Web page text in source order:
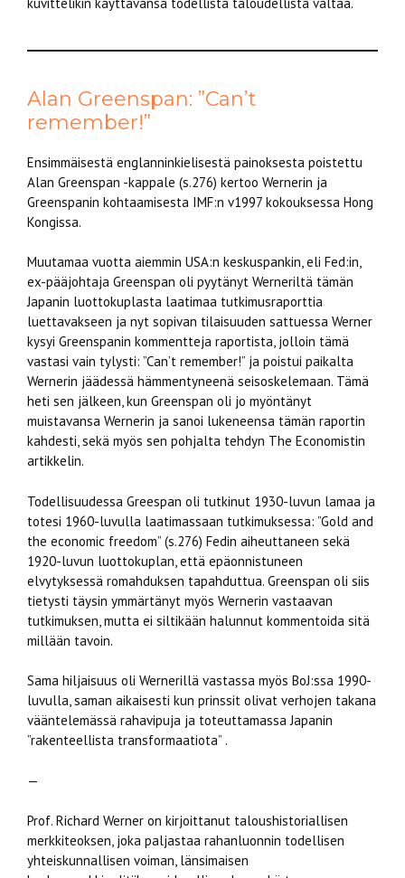
Alan Greenspan: ”Can’t
remember!”
Ensimmäisestä englanninkielisestä painoksesta poistettu
Alan Greenspan -kappale (s.276) kertoo Wernerin ja
Greenspanin kohtaamisesta IMF:n v1997 kokouksessa Hong
Kongissa.
Muutamaa vuotta aiemmin USA:n keskuspankin, eli Fed:in,
ex-pääjohtaja Greenspan oli pyytänyt Werneriltä tämän
Japanin luottokuplasta laatimaa tutkimusraporttia
luettavakseen ja nyt sopivan tilaisuuden sattuessa Werner
kysyi Greenspanin kommentteja raportista, jolloin tämä
vastasi vain tylysti: ”Can’t remember!” ja poistui paikalta
Wernerin jäädessä hämmentyneenä seisoskelemaan. Tämä
heti sen jälkeen, kun Greenspan oli jo myöntänyt
muistavansa Wernerin ja sanoi lukeneensa tämän raportin
kahdesti, sekä myös sen pohjalta tehdyn The Economistin
artikkelin.
Todellisuudessa Greespan oli tutkinut 1930-luvun lamaa ja
totesi 1960-luvulla laatimassaan tutkimuksessa: ”Gold and
the economic freedom” (s.276) Fedin aiheuttaneen sekä
1920-luvun luottokuplan, että epäonnistuneen
elvytyksessä romahduksen tapahduttua. Greenspan oli siis
tietysti täysin ymmärtänyt myös Wernerin vastaavan
tutkimuksen, mutta ei siltikään halunnut kommentoida sitä
millään tavoin.
Sama hiljaisuus oli Wernerillä vastassa myös BoJ:ssa 1990-
luvulla, saman aikaisesti kun prinssit olivat verhojen takana
vääntelemässä rahavipuja ja toteuttamassa Japanin
”rakenteellista transformaatiota” .
—
Prof. Richard Werner on kirjoittanut taloushistoriallisen
merkkiteoksen, joka paljastaa rahanluonnin todellisen
yhteiskunnallisen voiman, länsimaisen